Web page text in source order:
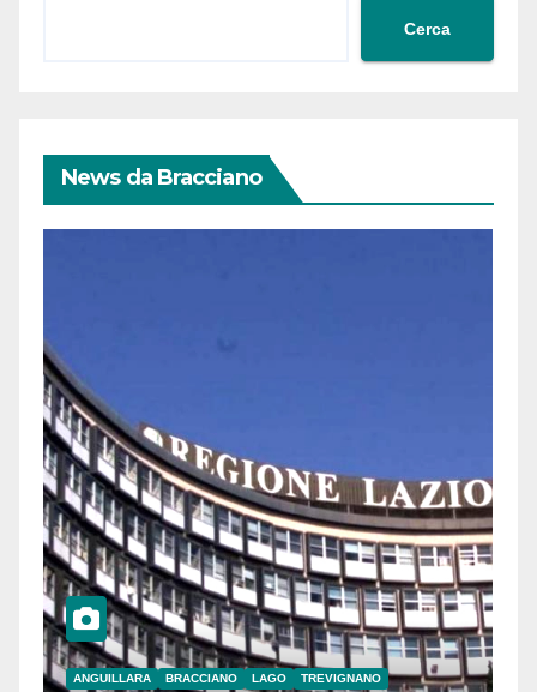
Cerca
News da Bracciano
ANGUILLARA BRACCIANO LAGO TREVIGNANO